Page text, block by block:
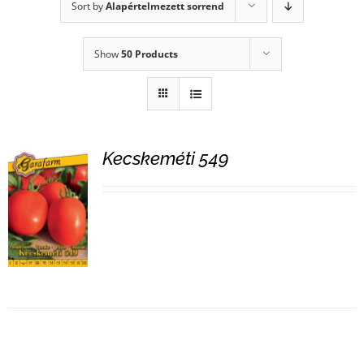
Sort byAlapértelmezett sorrend
Show50 Products
RÉSZLETEK
Kecskeméti 549